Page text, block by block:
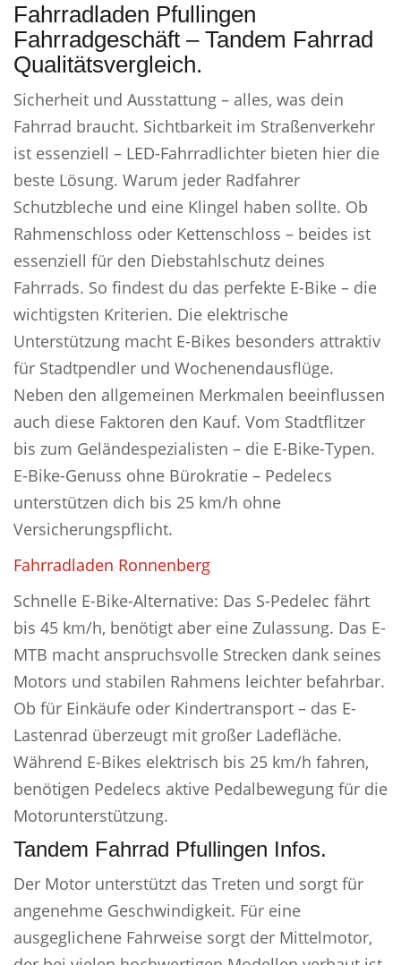
Fahrradladen Pfullingen
Fahrradgeschäft – Tandem Fahrrad
Qualitätsvergleich.
Sicherheit und Ausstattung – alles, was dein
Fahrrad braucht. Sichtbarkeit im Straßenverkehr
ist essenziell – LED-Fahrradlichter bieten hier die
beste Lösung. Warum jeder Radfahrer
Schutzbleche und eine Klingel haben sollte. Ob
Rahmenschloss oder Kettenschloss – beides ist
essenziell für den Diebstahlschutz deines
Fahrrads. So findest du das perfekte E-Bike – die
wichtigsten Kriterien. Die elektrische
Unterstützung macht E-Bikes besonders attraktiv
für Stadtpendler und Wochenendausflüge.
Neben den allgemeinen Merkmalen beeinflussen
auch diese Faktoren den Kauf. Vom Stadtflitzer
bis zum Geländespezialisten – die E-Bike-Typen.
E-Bike-Genuss ohne Bürokratie – Pedelecs
unterstützen dich bis 25 km/h ohne
Versicherungspflicht.
Fahrradladen Ronnenberg
Schnelle E-Bike-Alternative: Das S-Pedelec fährt
bis 45 km/h, benötigt aber eine Zulassung. Das E-
MTB macht anspruchsvolle Strecken dank seines
Motors und stabilen Rahmens leichter befahrbar.
Ob für Einkäufe oder Kindertransport – das E-
Lastenrad überzeugt mit großer Ladefläche.
Während E-Bikes elektrisch bis 25 km/h fahren,
benötigen Pedelecs aktive Pedalbewegung für die
Motorunterstützung.
Tandem Fahrrad Pfullingen Infos.
Der Motor unterstützt das Treten und sorgt für
angenehme Geschwindigkeit. Für eine
ausgeglichene Fahrweise sorgt der Mittelmotor,